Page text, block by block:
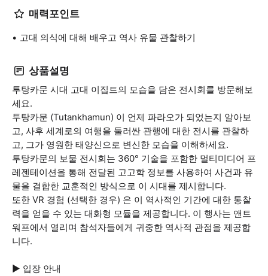
매력포인트
고대 의식에 대해 배우고 역사 유물 관찰하기
상품설명
투탕카문 시대 고대 이집트의 모습을 담은 전시회를 방문해보
세요.
투탕카문 (Tutankhamun) 이 언제 파라오가 되었는지 알아보
고, 사후 세계로의 여행을 둘러싼 관행에 대한 전시를 관찰하
고, 그가 영원한 태양신으로 변신한 모습을 이해하세요.
투탕카문의 보물 전시회는 360° 기술을 포함한 멀티미디어 프
레젠테이션을 통해 전달된 고고학 정보를 사용하여 사건과 유
물을 결합한 교훈적인 방식으로 이 시대를 제시합니다.
또한 VR 경험 (선택한 경우) 은 이 역사적인 기간에 대한 통찰
력을 얻을 수 있는 대화형 모듈을 제공합니다. 이 행사는 앤트
워프에서 열리며 참석자들에게 귀중한 역사적 관점을 제공합
니다.
▶ 입장 안내